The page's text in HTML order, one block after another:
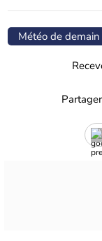
Météo de demain
Partager